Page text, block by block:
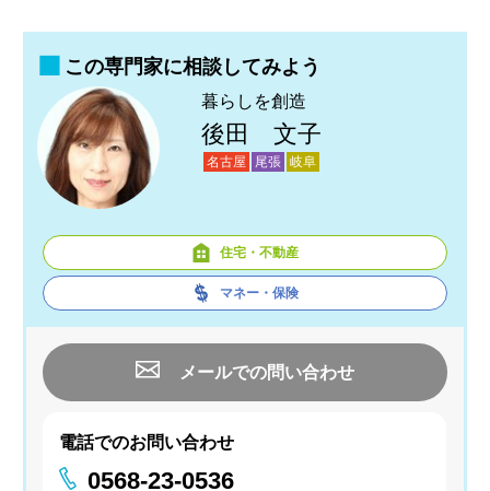
この専門家に相談してみよう
暮らしを創造
後田 文子
名古屋 尾張 岐阜
住宅・不動産
マネー・保険
メールでの問い合わせ
電話でのお問い合わせ
0568-23-0536